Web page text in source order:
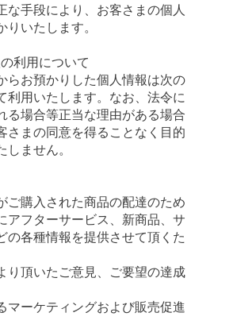
な手段により、お客さまの個人
りいたします。
利用について
らお預かりした個人情報は次の
利用いたします。なお、法令に
る場合等正当な理由がある場合
さまの同意を得ることなく目的
しません。
ご購入された商品の配達のため
アフターサービス、新商品、サ
の各種情報を提供させて頂くた
り頂いたご意見、ご要望の達成
マーケティングおよび販売促進